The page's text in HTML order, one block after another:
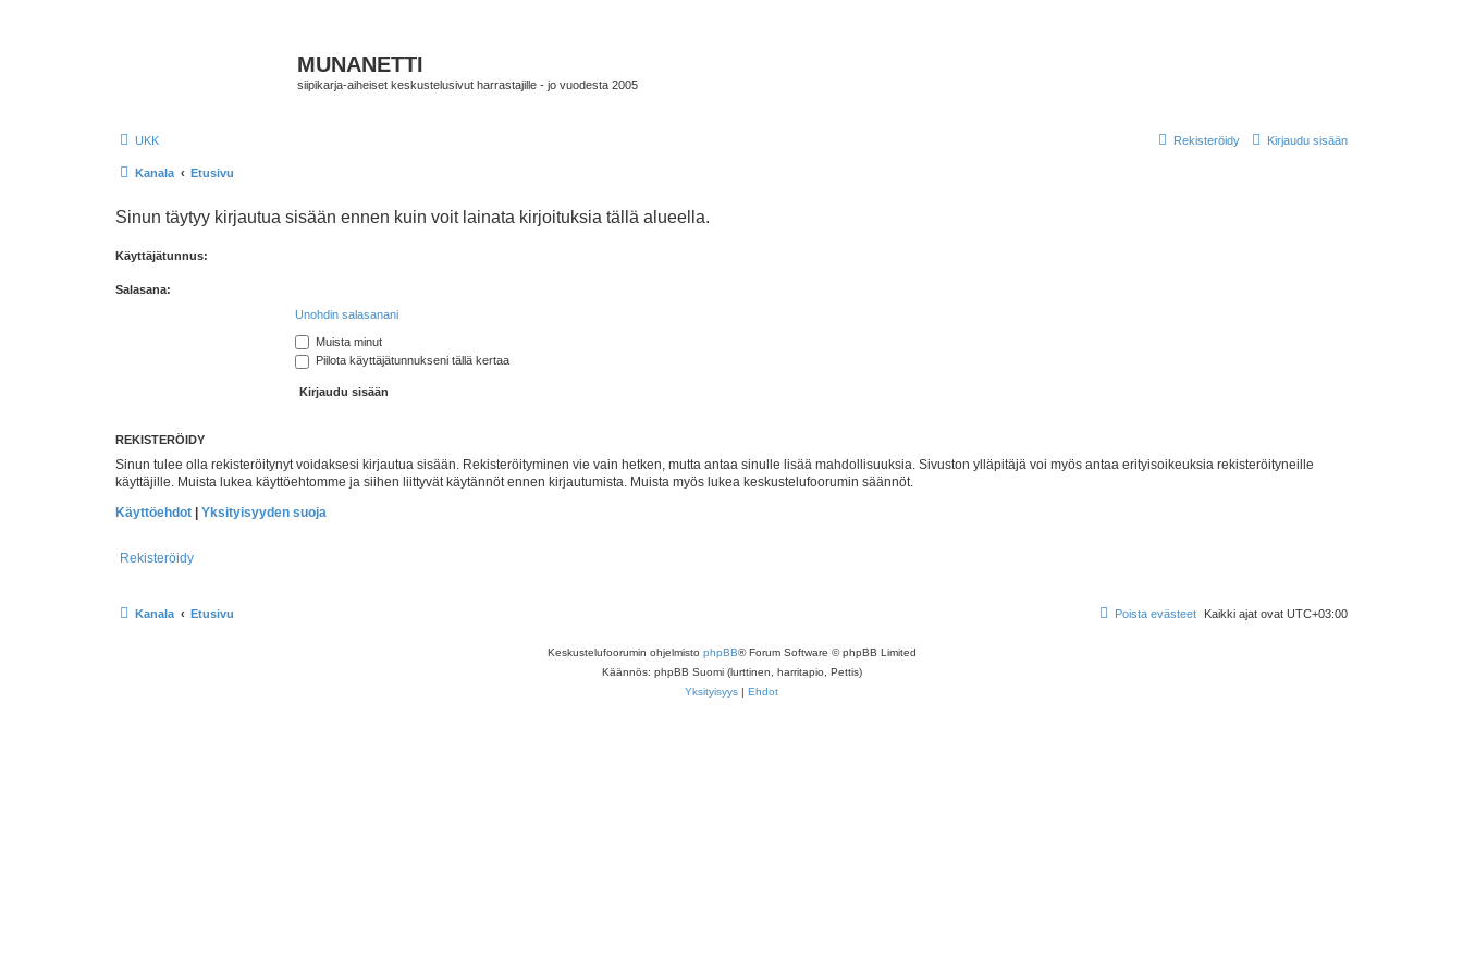
MUNANETTI
siipikarja-aiheiset keskustelusivut harrastajille - jo vuodesta 2005
UKK Kirjaudu sisään
Rekisteröidy
Kanala Etusivu
Sinun täytyy kirjautua sisään ennen kuin voit lainata kirjoituksia tällä alueella.
Käyttäjätunnus:
Salasana:
Unohdin salasanani
Muista minut
Piilota käyttäjätunnukseni tällä kertaa
REKISTERÖIDY
Sinun tulee olla rekisteröitynyt voidaksesi kirjautua sisään. Rekisteröityminen vie vain hetken, mutta antaa sinulle lisää mahdollisuuksia. Sivuston ylläpitäjä voi myös antaa erityisoikeuksia rekisteröityneille
käyttäjille. Muista lukea käyttöehtomme ja siihen liittyvät käytännöt ennen kirjautumista. Muista myös lukea keskustelufoorumin säännöt.
Käyttöehdot
Yksityisyyden suoja
Rekisteröidy
Kanala Etusivu Kaikki ajat ovat UTC+03:00
Poista evästeet
Keskustelufoorumin ohjelmisto phpBB® Forum Software © phpBB Limited
Käännös: phpBB Suomi (lurttinen, harritapio, Pettis)
Yksityisyys | Ehdot